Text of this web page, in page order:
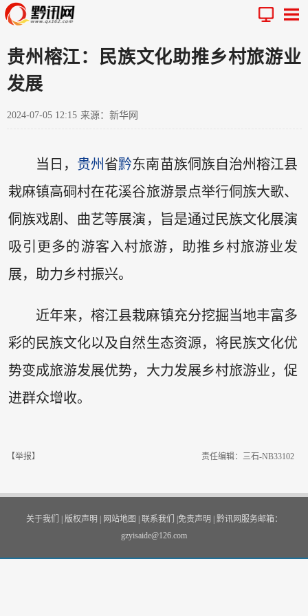
贵州榕江：民族文化助推乡村旅游业
发展
2024-07-05 12:15 来源：新华网
当日， 贵州 省黔东南苗族侗族自治州榕江县
栽麻镇高硐村在花溪谷旅游景点举行侗族大歌、
侗族戏剧、曲艺等展演，旨是通过民族文化展演
吸引更多的游客入村旅游，助推乡村旅游业发
展，助力乡村振兴。
近年来，榕江县栽麻镇充分挖掘当地丰富多
彩的民族文化以及自然生态资源，将民族文化优
势变成旅游发展优势，大力发展乡村旅游业，促
进群众增收。
【举报】 责任编辑：三石-NB33102
关于我们 版权声明 网站地图 联系我们 免责声明
黔讯网服务邮箱：
gzyisaide@126.com